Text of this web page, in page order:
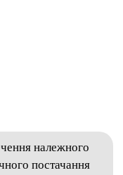
належного
постачання